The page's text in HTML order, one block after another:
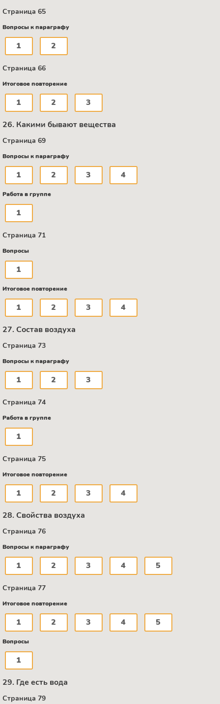
Страница 65
Вопросы к параграфу
1 2
Страница 66
Итоговое повторение
1 2 3
26. Какими бывают вещества
Страница 69
Вопросы к параграфу
1 2 3 4
Работа в группе
1
Страница 71
Вопросы
1
Итоговое повторение
1 2 3 4
27. Состав воздуха
Страница 73
Вопросы к параграфу
1 2 3
Страница 74
Работа в группе
1
Страница 75
Итоговое повторение
1 2 3 4
28. Свойства воздуха
Страница 76
Вопросы к параграфу
1 2 3 4 5
Страница 77
Итоговое повторение
1 2 3 4 5
Вопросы
1
29. Где есть вода
Страница 79